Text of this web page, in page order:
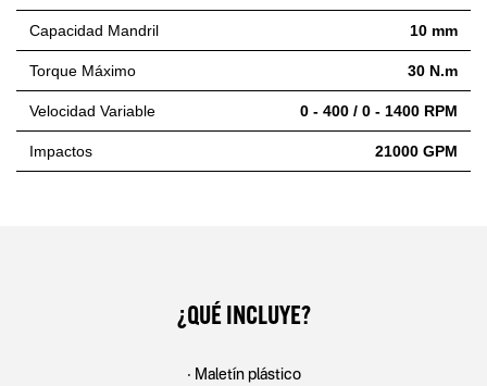
Capacidad Mandril 10 mm
Torque Máximo 30 N.m
Velocidad Variable 0 - 400 / 0 - 1400 RPM
Impactos 21000 GPM
¿QUÉ INCLUYE?
• Maletín plástico